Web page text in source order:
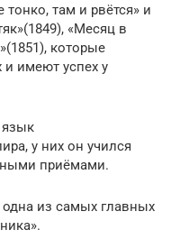
тонко, там и рвётся» и
«Месяц в
которые
и имеют успех у
язык
у них он учился
приёмами.
одна из самых главных